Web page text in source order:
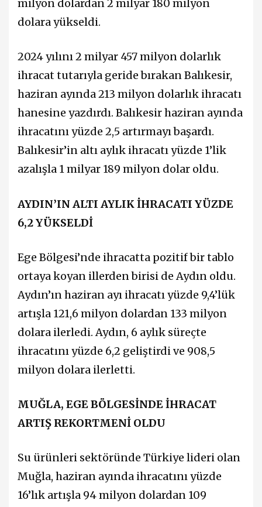
milyon dolardan 2 milyar 180 milyon
dolara yükseldi.
2024 yılını 2 milyar 457 milyon dolarlık
ihracat tutarıyla geride bırakan Balıkesir,
haziran ayında 213 milyon dolarlık ihracatı
hanesine yazdırdı. Balıkesir haziran ayında
ihracatını yüzde 2,5 artırmayı başardı.
Balıkesir’in altı aylık ihracatı yüzde 1’lik
azalışla 1 milyar 189 milyon dolar oldu.
AYDIN’IN ALTI AYLIK İHRACATI YÜZDE
6,2 YÜKSELDİ
Ege Bölgesi’nde ihracatta pozitif bir tablo
ortaya koyan illerden birisi de Aydın oldu.
Aydın’ın haziran ayı ihracatı yüzde 9,4’lük
artışla 121,6 milyon dolardan 133 milyon
dolara ilerledi. Aydın, 6 aylık süreçte
ihracatını yüzde 6,2 geliştirdi ve 908,5
milyon dolara ilerletti.
MUĞLA, EGE BÖLGESİNDE İHRACAT
ARTIŞ REKORTMENİ OLDU
Su ürünleri sektöründe Türkiye lideri olan
Muğla, haziran ayında ihracatını yüzde
16’lık artışla 94 milyon dolardan 109